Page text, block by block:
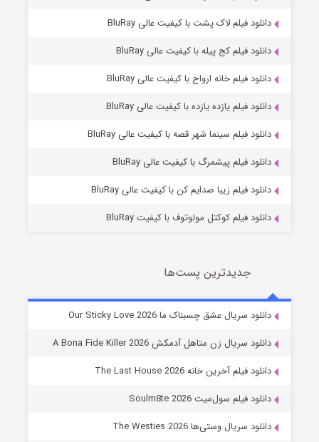
شوهر
دانلود فیلم لاک پشت با کیفیت عالی BluRay
دانلود فیلم کج‌ پیله با کیفیت عالی BluRay
دانلود فیلم خانه ارواح با کیفیت عالی BluRay
دانلود فیلم یازده یازده با کیفیت عالی BluRay
دانلود فیلم سینما شهر قصه با کیفیت عالی BluRay
دانلود فیلم پیشمرگ با کیفیت عالی BluRay
دانلود فیلم زیبا صدایم کن با کیفیت عالی BluRay
دانلود فیلم کوکتل مولوتوف با کیفیت BluRay
جدیدترین پست‌ها
دانلود سریال عشق چسبناک ما Our Sticky Love 2026
دانلود سریال زن متاهل آدمکش A Bona Fide Killer 2026
دانلود فیلم آخرین خانه The Last House 2026
دانلود فیلم سول‌میت Soulm8te 2026
دانلود سریال وستی‌ها The Westies 2026